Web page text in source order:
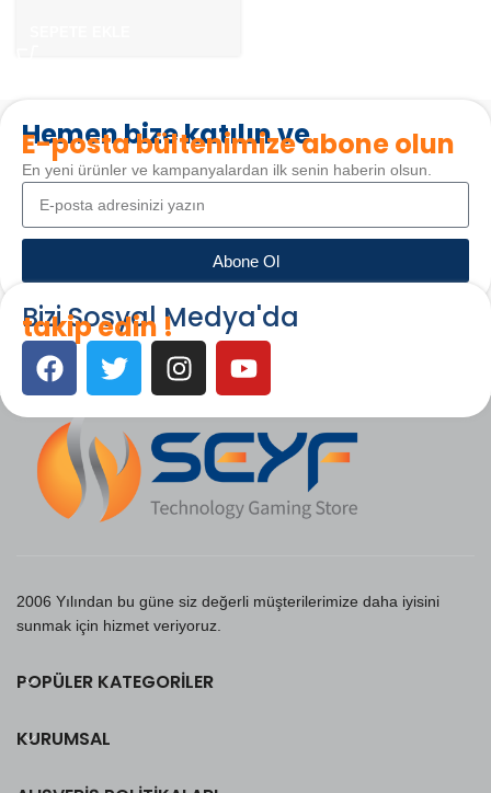
Hemen bize katılın ve
E-posta bültenimize abone olun
En yeni ürünler ve kampanyalardan ilk senin haberin olsun.
Abone Ol
Bizi Sosyal Medya'da
takip edin !
2006 Yılından bu güne siz değerli müşterilerimize daha iyisini
sunmak için hizmet veriyoruz.
POPÜLER KATEGORILER
KURUMSAL